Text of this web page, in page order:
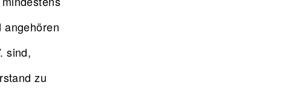
angehören
sind,
zu